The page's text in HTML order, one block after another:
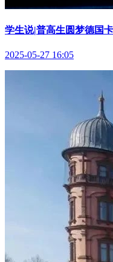
学生说|普高生圆梦德国
2025-05-27 16:05